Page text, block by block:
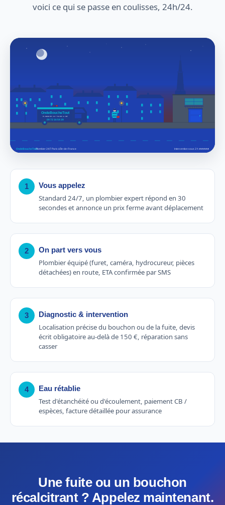
voici ce qui se passe en coulisses, 24h/24.
1 Vous appelez
Standard 24/7, un plombier expert répond en 30
secondes et annonce un prix ferme avant déplacement
2 On part vers vous
Plombier équipé (furet, caméra, hydrocureur, pièces
détachées) en route, ETA confirmée par SMS
3 Diagnostic & intervention
Localisation précise du bouchon ou de la fuite, devis
écrit obligatoire au-delà de 150 €, réparation sans
casser
4 Eau rétablie
Test d'étanchéité ou d'écoulement, paiement CB /
espèces, facture détaillée pour assurance
Une fuite ou un bouchon
récalcitrant ? Appelez maintenant.